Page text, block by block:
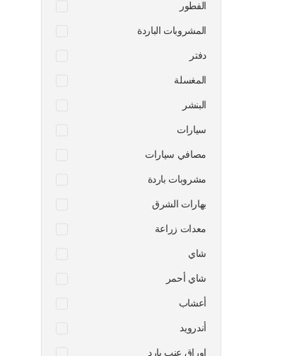
الفطور
المشروبات الباردة
دفتر
المغسلة
البنشر
سيارات
مصافي سيارات
مشروبات باردة
بهارات الشرق
معدات زراعة
شاي
شاي أحمر
أعشاب
أندرويد
اوراق عنب بارد